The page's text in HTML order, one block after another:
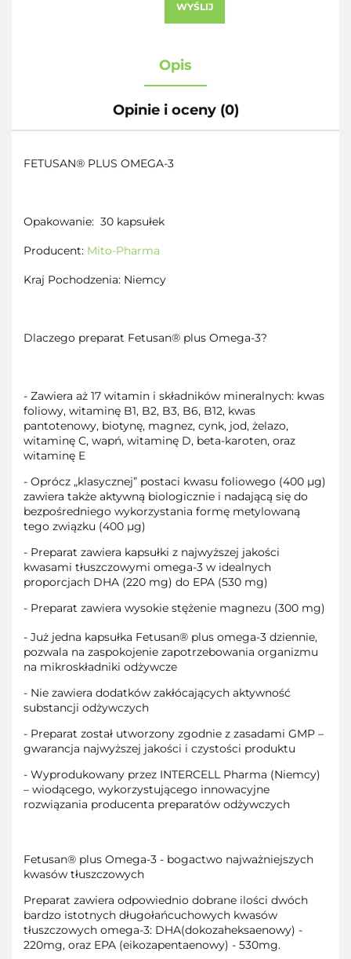
WYŚLIJ
Opis
Opinie i oceny (0)
FETUSAN® PLUS OMEGA-3
Opakowanie: 30 kapsułek
Producent: Mito-Pharma
Kraj Pochodzenia: Niemcy
Dlaczego preparat Fetusan® plus Omega-3?
- Zawiera aż 17 witamin i składników mineralnych: kwas
foliowy, witaminę B1, B2, B3, B6, B12, kwas
pantotenowy, biotynę, magnez, cynk, jod, żelazo,
witaminę C, wapń, witaminę D, beta-karoten, oraz
witaminę E
- Oprócz „klasycznej” postaci kwasu foliowego (400 µg)
zawiera także aktywną biologicznie i nadającą się do
bezpośredniego wykorzystania formę metylowaną
tego związku (400 µg)
- Preparat zawiera kapsułki z najwyższej jakości
kwasami tłuszczowymi omega-3 w idealnych
proporcjach DHA (220 mg) do EPA (530 mg)
- Preparat zawiera wysokie stężenie magnezu (300 mg)
- Już jedna kapsułka Fetusan® plus omega-3 dziennie,
pozwala na zaspokojenie zapotrzebowania organizmu
na mikroskładniki odżywcze
- Nie zawiera dodatków zakłócających aktywność
substancji odżywczych
- Preparat został utworzony zgodnie z zasadami GMP –
gwarancja najwyższej jakości i czystości produktu
- Wyprodukowany przez INTERCELL Pharma (Niemcy)
– wiodącego, wykorzystującego innowacyjne
rozwiązania producenta preparatów odżywczych
Fetusan® plus Omega-3 - bogactwo najważniejszych
kwasów tłuszczowych
Preparat zawiera odpowiednio dobrane ilości dwóch
bardzo istotnych długołańcuchowych kwasów
tłuszczowych omega-3: DHA(dokozaheksaenowy) -
220mg, oraz EPA (eikozapentaenowy) - 530mg.